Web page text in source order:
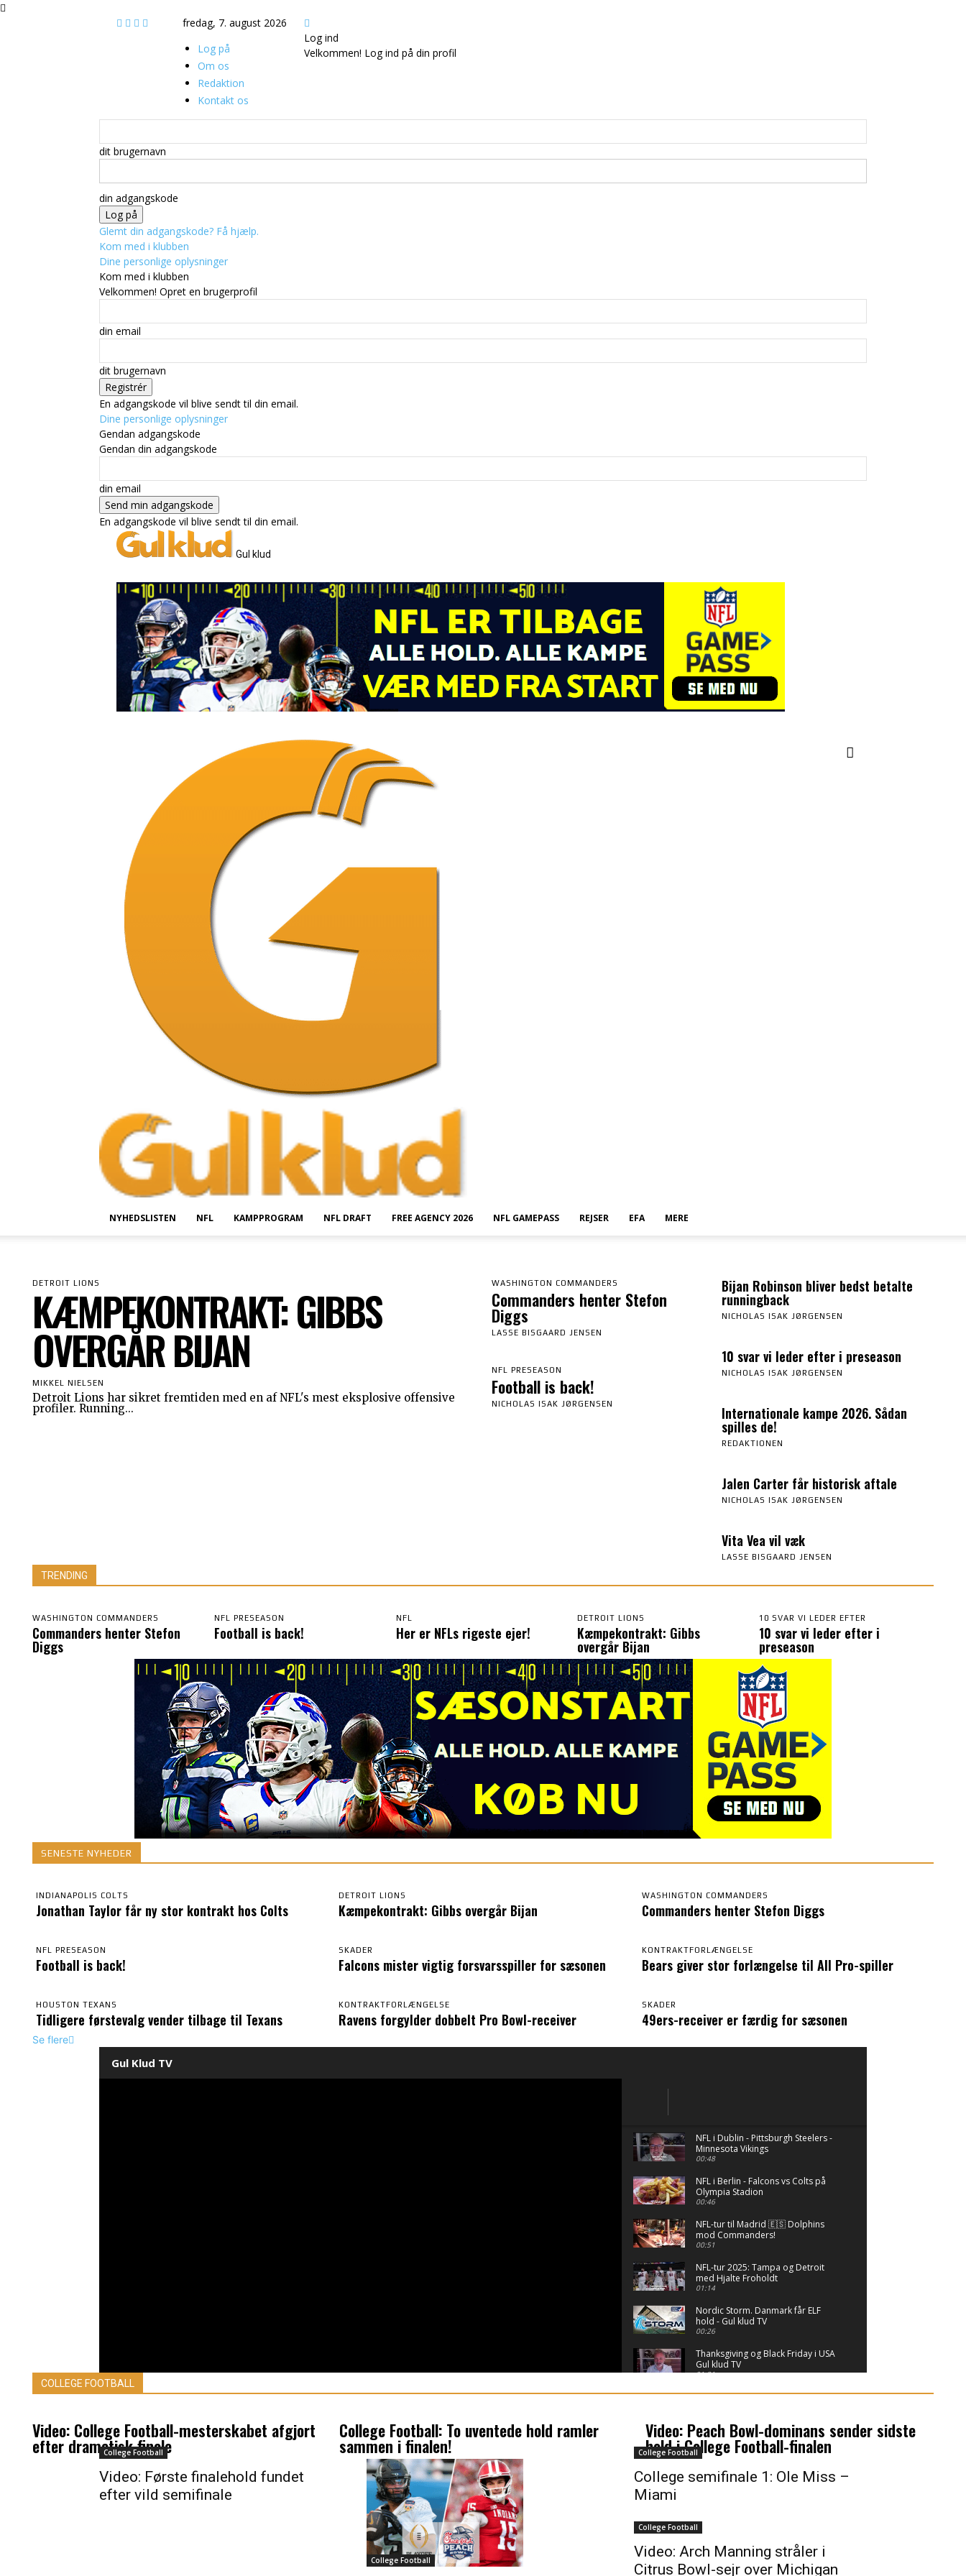
fredag, 7. august 2026
Log på
Om os
Redaktion
Kontakt os
Log ind
Velkommen! Log ind på din profil
dit brugernavn
din adgangskode
Glemt din adgangskode? Få hjælp.
Kom med i klubben
Dine personlige oplysninger
Kom med i klubben
Velkommen! Opret en brugerprofil
din email
dit brugernavn
En adgangskode vil blive sendt til din email.
Dine personlige oplysninger
Gendan adgangskode
Gendan din adgangskode
din email
En adgangskode vil blive sendt til din email.
Gul klud
NYHEDSLISTEN NFL KAMPPROGRAM NFL DRAFT FREE AGENCY 2026 NFL GAMEPASS REJSER EFA MERE
DETROIT LIONS
KÆMPEKONTRAKT: GIBBS
OVERGÅR BIJAN
MIKKEL NIELSEN
Detroit Lions har sikret fremtiden med en af NFL's mest eksplosive offensive
profiler. Running...
WASHINGTON COMMANDERS
Commanders henter Stefon
Diggs
LASSE BISGAARD JENSEN
NFL PRESEASON
Football is back!
NICHOLAS ISAK JØRGENSEN
Bijan Robinson bliver bedst betalte
runningback
NICHOLAS ISAK JØRGENSEN
10 svar vi leder efter i preseason
NICHOLAS ISAK JØRGENSEN
Internationale kampe 2026. Sådan
spilles de!
REDAKTIONEN
Jalen Carter får historisk aftale
NICHOLAS ISAK JØRGENSEN
Vita Vea vil væk
LASSE BISGAARD JENSEN
TRENDING
WASHINGTON COMMANDERS
Commanders henter Stefon
Diggs
NFL PRESEASON
Football is back!
NFL
Her er NFLs rigeste ejer!
DETROIT LIONS
Kæmpekontrakt: Gibbs
overgår Bijan
10 SVAR VI LEDER EFTER
10 svar vi leder efter i
preseason
SENESTE NYHEDER
INDIANAPOLIS COLTS
Jonathan Taylor får ny stor kontrakt hos Colts
DETROIT LIONS
Kæmpekontrakt: Gibbs overgår Bijan
WASHINGTON COMMANDERS
Commanders henter Stefon Diggs
NFL PRESEASON
Football is back!
SKADER
Falcons mister vigtig forsvarsspiller for sæsonen
KONTRAKTFORLÆNGELSE
Bears giver stor forlængelse til All Pro-spiller
HOUSTON TEXANS
Tidligere førstevalg vender tilbage til Texans
KONTRAKTFORLÆNGELSE
Ravens forgylder dobbelt Pro Bowl-receiver
SKADER
49ers-receiver er færdig for sæsonen
Se flere
Gul Klud TV
NFL i Dublin - Pittsburgh Steelers -
Minnesota Vikings
00:48
NFL i Berlin - Falcons vs Colts på
Olympia Stadion
00:46
NFL-tur til Madrid 🇪🇸 Dolphins
mod Commanders!
00:51
NFL-tur 2025: Tampa og Detroit
med Hjalte Froholdt
01:14
Nordic Storm. Danmark får ELF
hold - Gul klud TV
00:26
Thanksgiving og Black Friday i USA
Gul klud TV
01:21
NFL I NEW ORLEANS OG DALLAS
Anden dag af NFL-draften -
kommentering, analyser og hygge
04:29:20
Første runde af NFL-draften -
Første runde af NFL-draften -
kommentering, analyser og hygge
03:13:52
COLLEGE FOOTBALL
Video: College Football-mesterskabet afgjort
efter dramatisk finale
College Football: To uventede hold ramler
sammen i finalen!
Video: Peach Bowl-dominans sender sidste
hold i College Football-finalen
College Football
Video: Første finalehold fundet
efter vild semifinale
College Football
College Football
College semifinale 1: Ole Miss –
Miami
College Football
Video: Arch Manning stråler i
Citrus Bowl-sejr over Michigan